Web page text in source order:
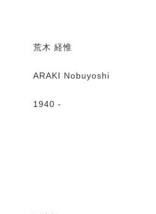
荒木 経惟
ARAKI Nobuyoshi
1940 -